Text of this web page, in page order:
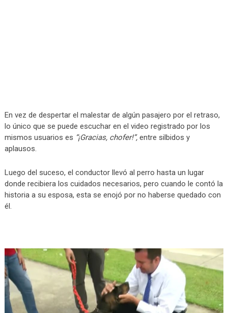
En vez de despertar el malestar de algún pasajero por el retraso,
lo único que se puede escuchar en el video registrado por los
mismos usuarios es “¡Gracias, chofer!”,entre silbidos y
aplausos.
Luego del suceso, el conductor llevó al perro hasta un lugar
donde recibiera los cuidados necesarios, pero cuando le contó la
historia a su esposa, esta se enojó por no haberse quedado con
él.